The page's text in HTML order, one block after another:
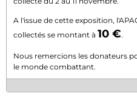
A l'issue de cette exposition,
collectés se montant à 10 €.
Nous remercions les donateurs
le monde combattant.